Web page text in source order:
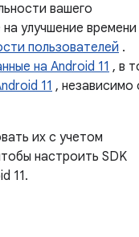
вашего
улучшение времени
пользователей .
на Android 11 , в
11 , независимо
их с учетом
настроить SDK
11.